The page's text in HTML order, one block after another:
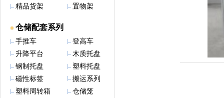
精品货架
置物架
仓储配套系列
手推车
登高车
升降平台
木质托盘
钢制托盘
塑料托盘
磁性标签
搬运系列
塑料周转箱
仓储笼